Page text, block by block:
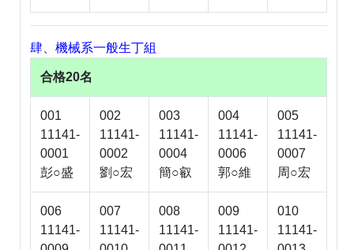
肆、機械系一般生丁組
合格20名
001
11141-
0001
彭○盛
002
11141-
0002
劉○宏
003
11141-
0004
簡○叡
004
11141-
0006
郭○維
005
11141-
0007
周○宏
006
11141-
007
11141-
008
11141-
009
11141-
010
11141-